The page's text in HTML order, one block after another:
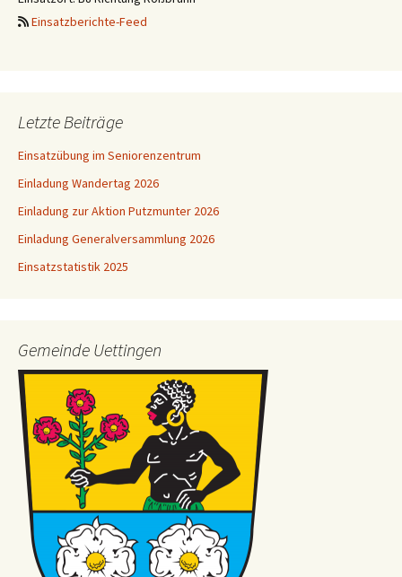
Einsatzberichte-Feed
Letzte Beiträge
Einsatzübung im Seniorenzentrum
Einladung Wandertag 2026
Einladung zur Aktion Putzmunter 2026
Einladung Generalversammlung 2026
Einsatzstatistik 2025
Gemeinde Uettingen